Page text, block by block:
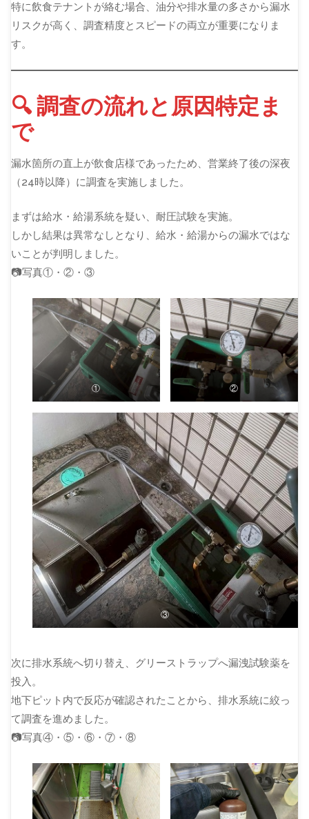
特に飲食テナントが絡む場合、油分や排水量の多さから漏水
リスクが高く、調査精度とスピードの両立が重要になりま
す。
🔍 調査の流れと原因特定ま
で
漏水箇所の直上が飲食店様であったため、営業終了後の深夜
（24時以降）に調査を実施しました。
まずは給水・給湯系統を疑い、耐圧試験を実施。
しかし結果は異常なしとなり、給水・給湯からの漏水ではな
いことが判明しました。
📷写真①・②・③
① ②
③
次に排水系統へ切り替え、グリーストラップへ漏洩試験薬を
投入。
地下ピット内で反応が確認されたことから、排水系統に絞っ
て調査を進めました。
📷写真④・⑤・⑥・⑦・⑧